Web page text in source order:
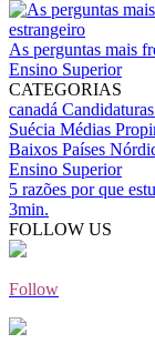
As perguntas mais
Ensino Superior
CATEGORIAS
canadá Candidaturas
Suécia Médias
Baixos Países
Ensino Superior
5 razões por que
3min.
FOLLOW US
Follow